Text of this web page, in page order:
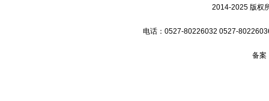
2014-2025 版权
电话：0527-80226032 0527-
备案